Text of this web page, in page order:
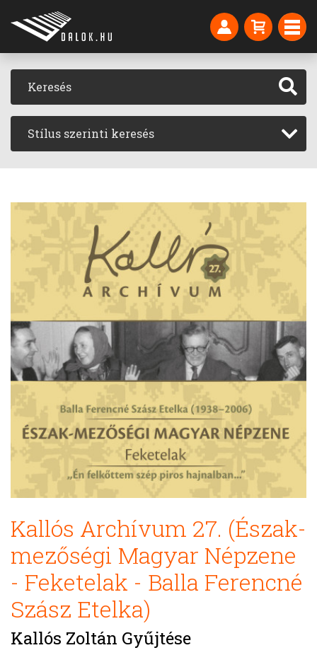
Stílus szerinti keresés
Kallós Archívum 27. (Észak-
mezőségi Magyar Népzene
- Feketelak - Balla Ferencné
Szász Etelka)
Kallós Zoltán Gyűjtése